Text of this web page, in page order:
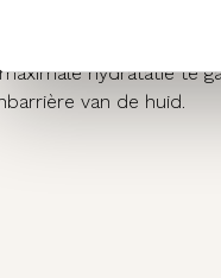
film over het
een verzachtend
hydratatie te
van de huid.